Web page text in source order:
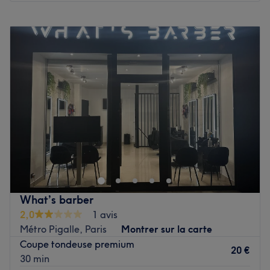
Mardi
11:00 –20:00
Jeudi
11:00–20:00
Vendredi
11:00–20:00
Samedi
11:00–20:00
Dimanche
Fermé
Milton layon est un barbershop situé dans le 9e
arrondissement de Paris. Ambiance conviviale, cadre
chaleureux et bonne humeur n'attendent plus que vous.
C'est Milton qui vous reçoit avec le sourire et met à votre
service tout son savoir-faire. Pour une coupe de cheveux,
un entretien de la barbe, une coloration ou tout
simplement un changement de look, Milton layon est
l'adresse idéale !
Transport public le plus proche
What’s barber
2,0
1 avis
Métro Pigalle, Paris
Montrer sur la carte
Coupe tondeuse premium
30 min
20 €